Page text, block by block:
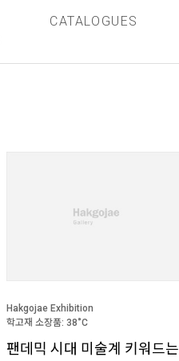
CATALOGUES
Hakgojae Exhibition
학고재 소장품: 38˚C
팬데믹 시대 미술계 키워드는